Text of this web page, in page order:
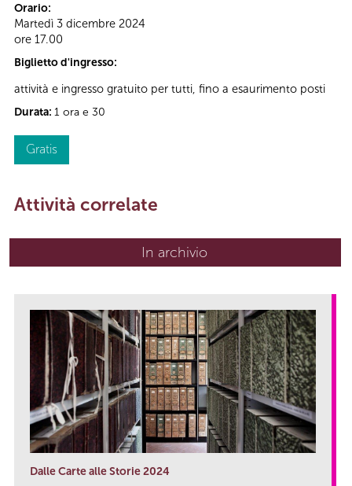
Orario:
Martedì 3 dicembre 2024
ore 17.00
Biglietto d'ingresso:
attività e ingresso gratuito per tutti, fino a esaurimento posti
Durata: 1 ora e 30
Gratis
Attività correlate
In archivio
Dalle Carte alle Storie 2024